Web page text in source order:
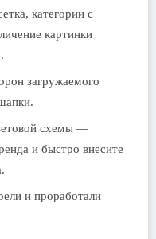
категории с
картинки
загружаемого
схемы —
и быстро внесите
и проработали